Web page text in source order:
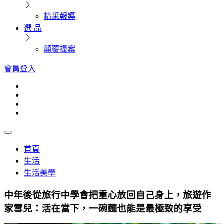
精采報導
選 品
顛覆提案
會員登入
首頁
生活
生活美學
中年後從旅行中學會把重心放回自己身上，旅遊作
家雪兒：活在當下，一碗麵也能是最極致的享受